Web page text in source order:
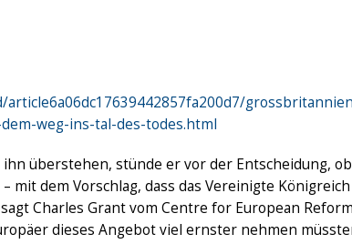
weg-ins-tal-des-todes.html
überstehen, stünde er vor der Entscheidung,
mit dem Vorschlag, dass das Vereinigte
Charles Grant vom Centre for European
dieses Angebot viel ernster nehmen